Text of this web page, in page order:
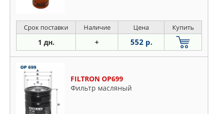
Срок поставки Наличие Цена Купить
1 дн. + 552 р.
FILTRON OP699
Фильтр масляный